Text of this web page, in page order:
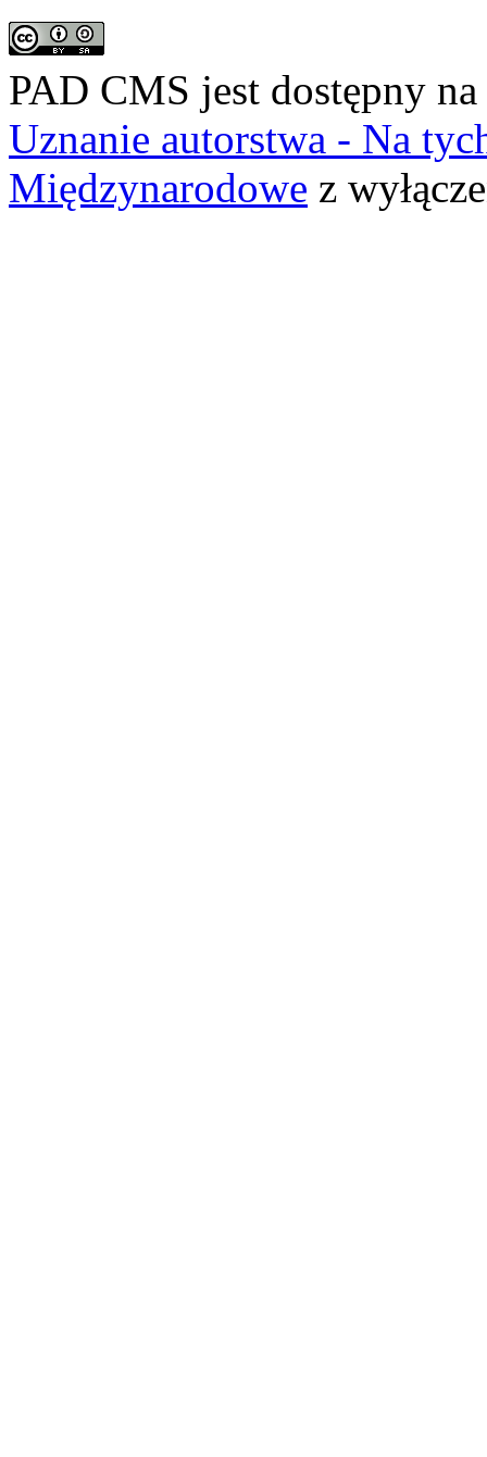
PAD CMS jest dostępny na
Uznanie autorstwa - Na
Międzynarodowe z